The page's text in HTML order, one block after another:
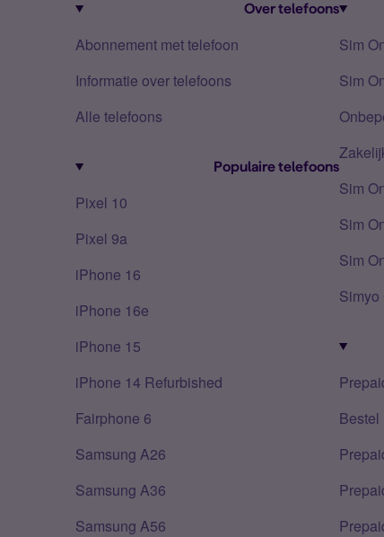
Over telefoons
Abonnement met telefoon
Informatie over telefoons
Alle telefoons
Populaire telefoons
Pixel 10
Pixel 9a
iPhone 16
iPhone 16e
iPhone 15
iPhone 14 Refurbished
Fairphone 6
Samsung A26
Samsung A36
Samsung A56
Sim
Sim
Sim
Sim
Sim
Bestel